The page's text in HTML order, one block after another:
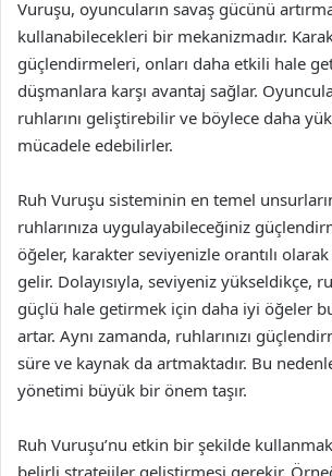
Vuruşu, oyuncuların savaş gücünü
kullanabilecekleri bir mekanizmadır.
güçlendirmeleri, onları daha etkili hale
düşmanlara karşı avantaj sağlar.
ruhlarını geliştirebilir ve böylece daha
mücadele edebilirler.
Ruh Vuruşu sisteminin en temel
ruhlarınıza uygulayabileceğiniz
öğeler, karakter seviyenizle orantılı
gelir. Dolayısıyla, seviyeniz yükseldikçe,
güçlü hale getirmek için daha iyi öğeler
artar. Aynı zamanda, ruhlarınızı
süre ve kaynak da artmaktadır. Bu
yönetimi büyük bir önem taşır.
Ruh Vuruşu’nu etkin bir şekilde
belirli stratejiler geliştirmesi gerekir.